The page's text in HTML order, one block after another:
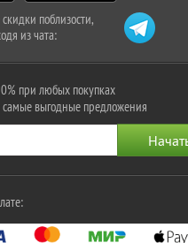
поблизости,
из чата:
при любых покупках
выгодные предложения